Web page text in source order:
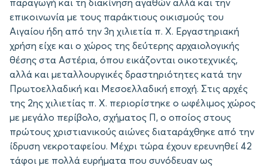
παραγωγή και τη διακίνηση αγαθών αλλά και την
επικοινωνία με τους παράκτιους οικισμούς του
Αιγαίου ήδη από την 3η χιλιετία π. Χ. Εργαστηριακή
χρήση είχε και ο χώρος της δεύτερης αρχαιολογικής
θέσης στα Αστέρια, όπου εικάζονται οικοτεχνικές,
αλλά και μεταλλουργικές δραστηριότητες κατά την
Πρωτοελλαδική και Μεσοελλαδική εποχή. Στις αρχές
της 2ης χιλιετίας π. Χ. περιορίστηκε ο ωφέλιμος χώρος
με μεγάλο περίβολο, σχήματος Π, ο οποίος στους
πρώτους χριστιανικούς αιώνες διαταράχθηκε από την
ίδρυση νεκροταφείου. Μέχρι τώρα έχουν ερευνηθεί 42
τάφοι με πολλά ευρήματα που συνόδευαν ως